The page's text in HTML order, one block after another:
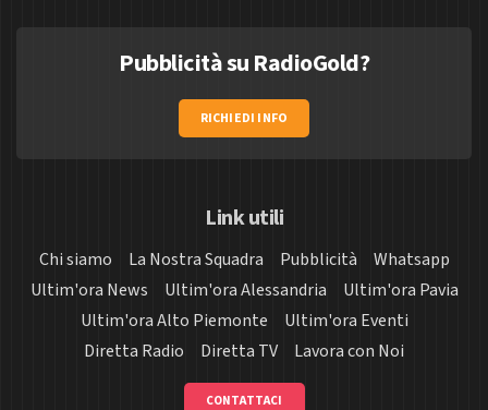
Pubblicità su RadioGold?
RICHIEDI INFO
Link utili
Chi siamo La Nostra Squadra Pubblicità
Whatsapp
Ultim'ora News
Ultim'ora Alessandria
Ultim'ora Pavia
Ultim'ora Alto Piemonte
Ultim'ora Eventi
Diretta Radio
Diretta TV Lavora con Noi
CONTATTACI